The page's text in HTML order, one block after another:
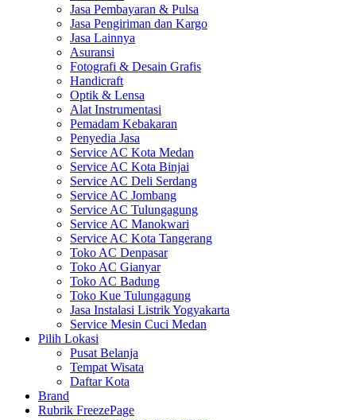
Jasa Pembayaran & Pulsa
Jasa Pengiriman dan Kargo
Jasa Lainnya
Asuransi
Fotografi & Desain Grafis
Handicraft
Optik & Lensa
Alat Instrumentasi
Pemadam Kebakaran
Penyedia Jasa
Service AC Kota Medan
Service AC Kota Binjai
Service AC Deli Serdang
Service AC Jombang
Service AC Tulungagung
Service AC Manokwari
Service AC Kota Tangerang
Toko AC Denpasar
Toko AC Gianyar
Toko AC Badung
Toko Kue Tulungagung
Jasa Instalasi Listrik Yogyakarta
Service Mesin Cuci Medan
Pilih Lokasi
Pusat Belanja
Tempat Wisata
Daftar Kota
Brand
Rubrik FreezePage